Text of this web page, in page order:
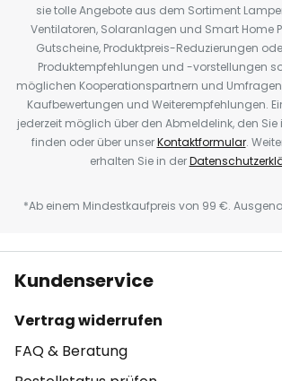
sie tolle Angebote aus dem Sortiment
Ventilatoren, Solaranlagen und Smart Home
Gutscheine, Produktpreis-Reduzierungen
Produktempfehlungen und -vorstellungen
möglichen Kooperationspartnern und
Kaufbewertungen und Weiterempfehlungen.
jederzeit möglich über den Abmeldelink, den Sie
finden oder über unserKontaktformular.
erhalten Sie in der
*Ab einem Mindestkaufpreis von 99 €.
Kundenservice
Vertrag widerrufen
FAQ & Beratung